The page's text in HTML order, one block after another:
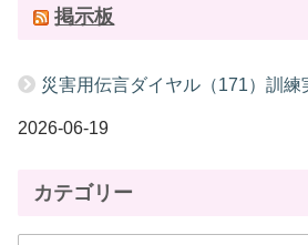
掲示板
災害用伝言ダイヤル（171）訓練
2026-06-19
カテゴリー